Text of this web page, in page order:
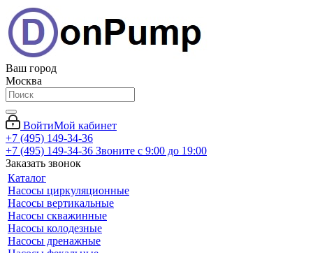
Ваш город
Москва
ВойтиМой кабинет
+7 (495) 149-34-36
+7 (495) 149-34-36 Звоните с 9:00 до 19:00
Заказать звонок
Каталог
Насосы циркуляционные
Насосы вертикальные
Насосы скважинные
Насосы колодезные
Насосы дренажные